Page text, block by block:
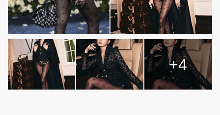
隱私政策聲明
Copyright © 東周網 版權所有 . 不得轉載
©Eastweek.com.hk. All rights reserved.
+4